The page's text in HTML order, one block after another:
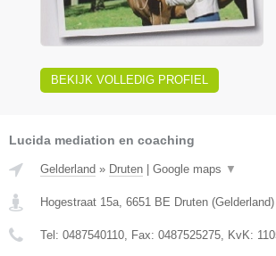
BEKIJK VOLLEDIG PROFIEL
Lucida mediation en coaching
Gelderland » Druten Google maps ▼
Hogestraat 15a, 6651 BE Druten (Gelderland)
Tel: 0487540110, Fax: 0487525275, KvK: